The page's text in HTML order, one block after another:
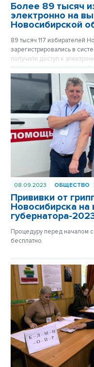
Более 89 тысяч
электронно на
Новосибирской
89 тысяч 117 избирателей
зарегистрировались в
получили доступ к
уже проголосовали на
области-2023.
08.09.2023 ОБЩЕСТВО
Прививки от
Новосибирска на
губернатора-
Процедуру перед началом
бесплатно.